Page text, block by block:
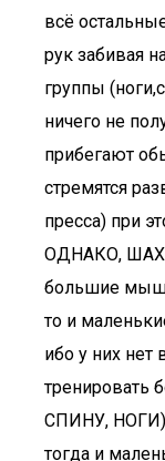
всё
рук забивая
группы
ничего не
прибегают
стремятся
пресса) при
ОДНАКО, ШАХ
большие
то и
ибо у них
СПИНУ, НОГИ)
тогда и